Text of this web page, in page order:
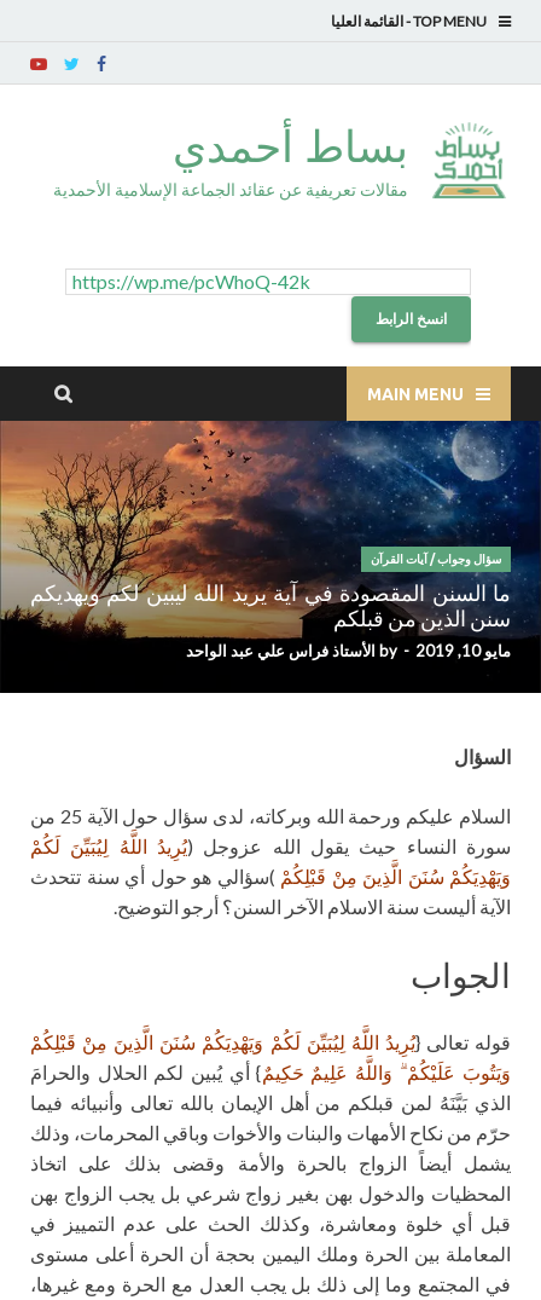
TOP MENU
بساط أحمدي
مقالات تعريفية عن عقائد الجماعة الإسلامية الأحمدية
انسخ الرابط
MAIN MENU
سؤال وجواب/ آيات القرآن
ما السنن المقصودة في آية يريد الله ليبين لكم ويهديكم
سنن الذين من قبلكم
مايو 10, 2019 -
by الأستاذ فراس علي عبد الواحد
السؤال
السلام عليكم ورحمة الله وبركاته، لدى سؤال حول الآية 25 من
سورة النساء حيث يقول الله عزوجل (يُرِيدُ اللَّهُ لِيُبَيِّنَ لَكُمْ
وَيَهْدِيَكُمْ سُنَنَ الَّذِينَ مِنْ قَبْلِكُمْ )سؤالي هو حول أي سنة تتحدث
الآية أليست سنة الاسلام الآخر السنن؟ أرجو التوضيح.
الجواب
قوله تعالى {يُرِيدُ اللَّهُ لِيُبَيِّنَ لَكُمْ وَيَهْدِيَكُمْ سُنَنَ الَّذِينَ مِنْ قَبْلِكُمْ
وَيَتُوبَ عَلَيْكُمْ ۗ وَاللَّهُ عَلِيمٌ حَكِيمٌ} أي يُبين لكم الحلال والحرامَ
الذي بَيَّنَهُ لمن قبلكم من أهل الإيمان بالله تعالى وأنبيائه فيما
حرّم من نكاح الأمهات والبنات والأخوات وباقي المحرمات، وذلك
يشمل أيضاً الزواج بالحرة والأمة وقضى بذلك على اتخاذ
المحظيات والدخول بهن بغير زواج شرعي بل يجب الزواج بهن
قبل أي خلوة ومعاشرة، وكذلك الحث على عدم التمييز في
المعاملة بين الحرة وملك اليمين بحجة أن الحرة أعلى مستوى
في المجتمع وما إلى ذلك بل يجب العدل مع الحرة ومع غيرها،